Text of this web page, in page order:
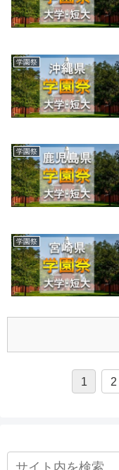
学園祭
学園祭
学園祭
1 2